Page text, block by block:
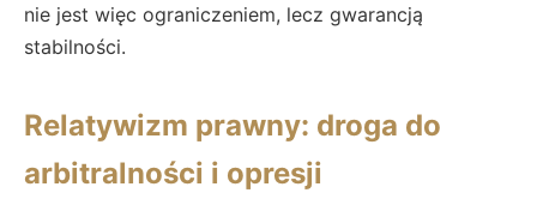
nie jest więc ograniczeniem, lecz gwarancją
stabilności.
Relatywizm prawny: droga do
arbitralności i opresji